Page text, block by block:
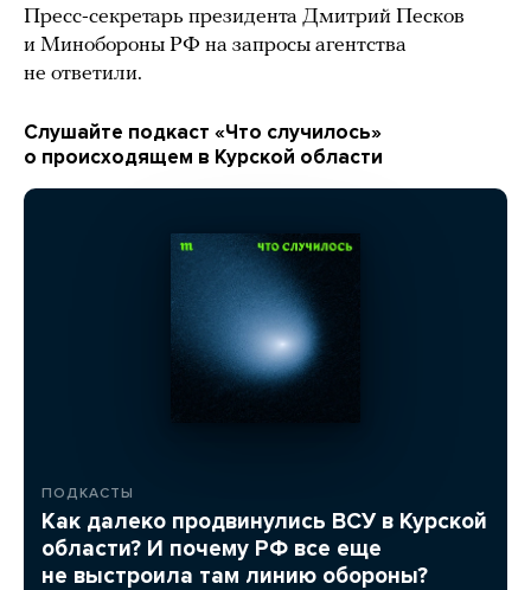
Пресс-секретарь президента Дмитрий Песков
и Минобороны РФ на запросы агентства
не ответили.
Слушайте подкаст «Что случилось»
о происходящем в Курской области
ПОДКАСТЫ
Как далеко продвинулись ВСУ в Курской
области? И почему РФ все еще
не выстроила там линию обороны?